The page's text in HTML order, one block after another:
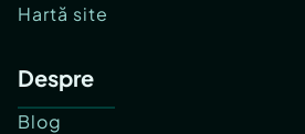
Hartă site
Despre
Blog